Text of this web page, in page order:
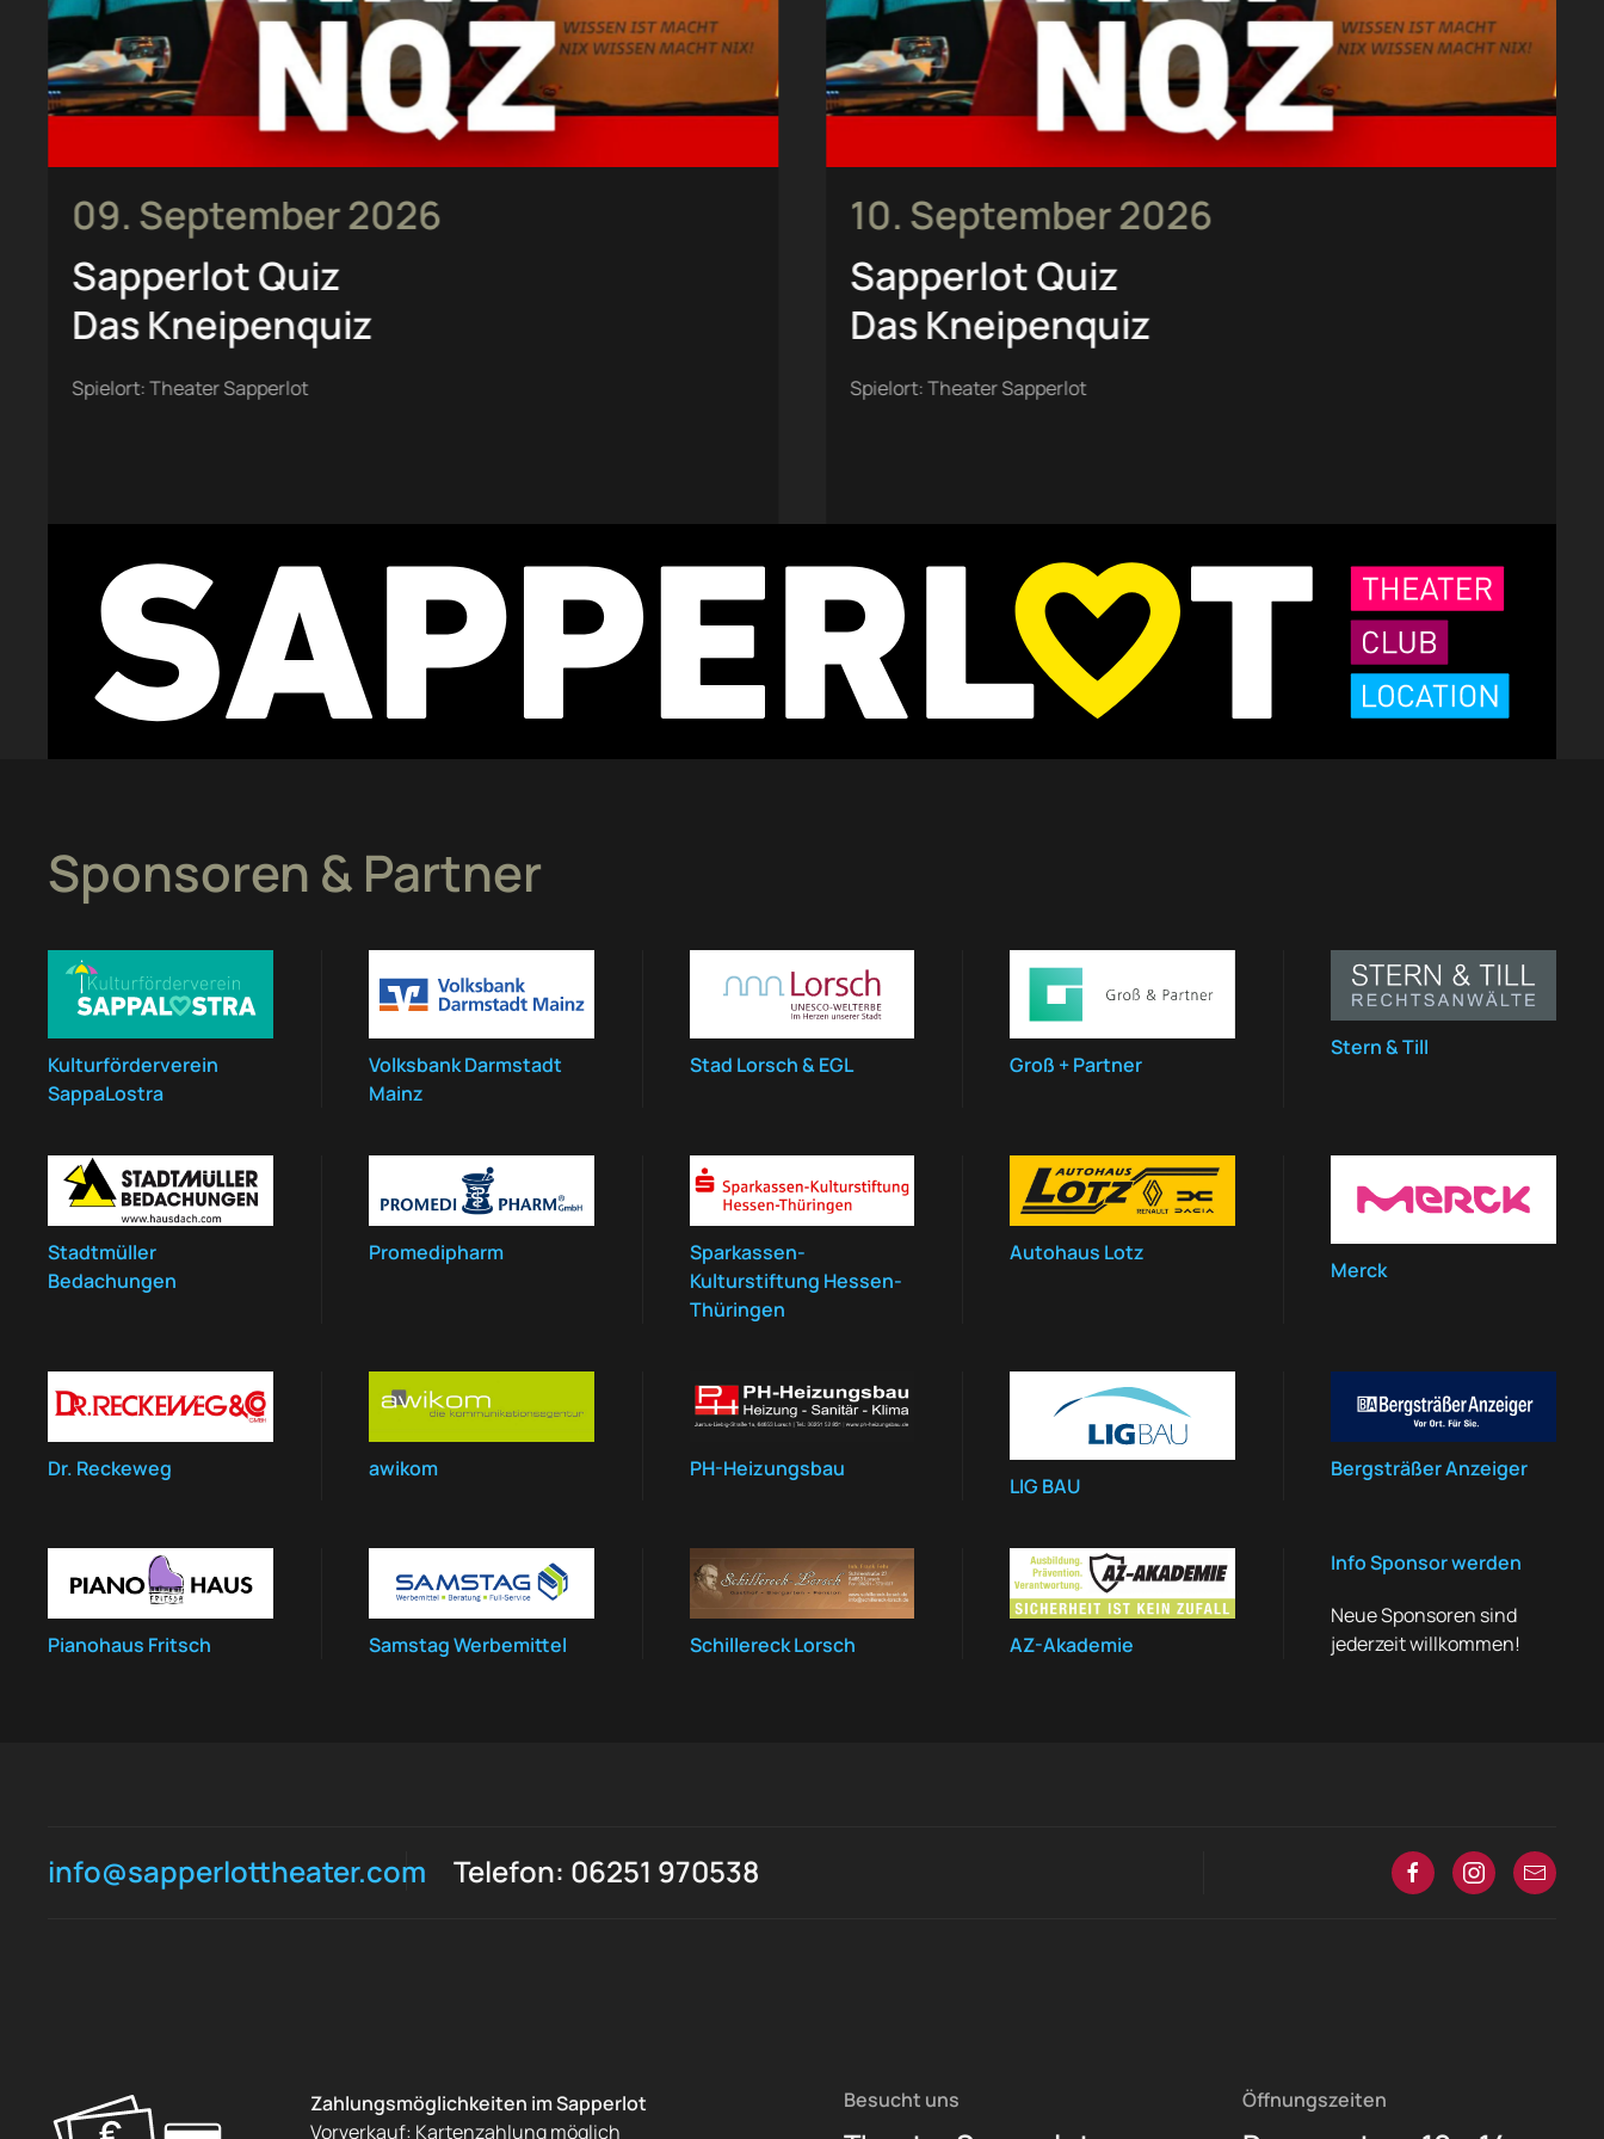
09. September 2026
Sapperlot Quiz
Das Kneipenquiz
Spielort: Theater Sapperlot
10. September 2026
Sapperlot Quiz
Das Kneipenquiz
Spielort: Theater Sapperlot
Sponsoren & Partner
Kulturförderverein
SappaLostra
Volksbank Darmstadt
Mainz
Stad Lorsch & EGL Groß + Partner
Stern & Till
Stadtmüller
Bedachungen
Promedipharm
Sparkassen-
Kulturstiftung Hessen-
Thüringen
Autohaus Lotz
Merck
Dr. Reckeweg awikom PH-Heizungsbau
LIG BAU
Bergsträßer Anzeiger
Pianohaus Fritsch Samstag Werbemittel Schillereck Lorsch AZ-Akademie
Info Sponsor werden
Neue Sponsoren sind
jederzeit willkommen!
info@sapperlottheater.com Telefon: 06251 970538
Zahlungsmöglichkeiten im Sapperlot
Vorverkauf: Kartenzahlung möglich
Besucht uns Öffnungszeiten